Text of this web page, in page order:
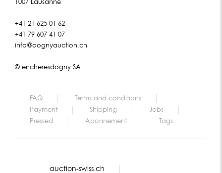
1007 Lausanne
+41 21 625 01 62
+41 79 607 41 07
info@dognyauction.ch
© encheresdogny SA
FAQ
Terms and conditions
Payment
Shipping
Jobs
Pressed
Abonnement Tags
auction-swiss.ch